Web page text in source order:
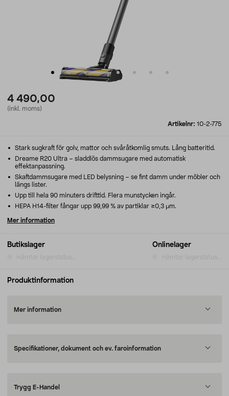
4 490,00
(inkl. moms)
Artikelnr: 10-2-775
Butikslager Onlinelager
Stark sugkraft för golv, mattor och svåråtkomlig smuts. Lång batteritid.
Dreame R20 Ultra – sladdlös dammsugare med automatisk
effektanpassning.
Skaftdammsugare med LED belysning – se fint damm under möbler och
längs lister.
Upp till hela 90 minuters drifttid. Flera munstycken ingår.
HEPA H14-filter fångar upp 99,99 % av partiklar ≥0,3 μm.
Mer information
Produktinformation
Mer information
Specifikationer, dokument och ev. faroinformation
Trygg E-Handel